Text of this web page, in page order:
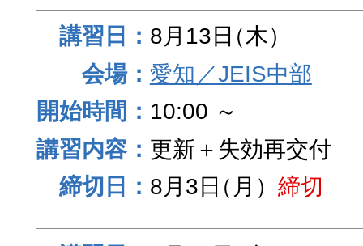
8月13日（木）
愛知／JEIS中部
10:00 ～
更新＋失効再交付
8月3日（月） 締切